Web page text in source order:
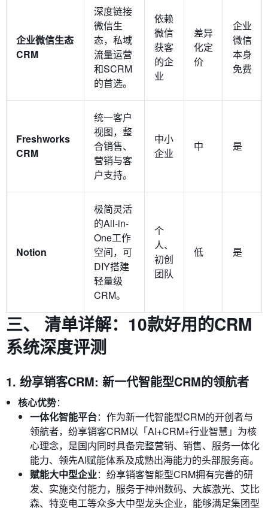
企业微信生态
CRM
深度链接
微信生
态，私域
流量运营
和SCRM
的首选。
依赖
微信
获客
的企
业
差异
化定
价
企业
微信
本身
免费
Freshworks
CRM
统一客户
视图，整
合销售、
营销与客
户支持。
中小
企业
中 是
Notion
极简灵活
的All-in-
One工作
空间，可
DIY搭建
轻量级
CRM。
个
人、
初创
团队
低 是
三、 清单详解：10款好用的CRM
系统深度评测
1. 纷享销客CRM: 新一代智能型CRM的领航者
核心优势：
一体化智能平台：作为新一代智能型CRM的开创者与
领航者，纷享销客CRM以「AI+CRM+行业智慧」为核
心理念，是国内同时具备完整营销、销售、服务一体化
能力、领先AI赋能体系及成熟出海能力的头部服务商。
赋能大中型企业：纷享销客智能型CRM拥有完善的研
发、实施交付能力，服务于神州数码、大族激光、艾比
森、特变电工等众多大中型龙头企业，能够满足集团型